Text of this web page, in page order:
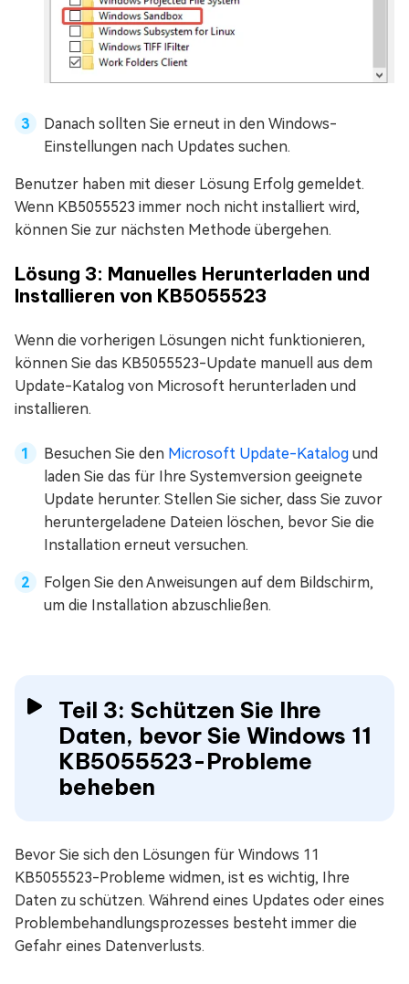
Danach sollten Sie erneut in den Windows-
Einstellungen nach Updates suchen.
Benutzer haben mit dieser Lösung Erfolg gemeldet.
Wenn KB5055523 immer noch nicht installiert wird,
können Sie zur nächsten Methode übergehen.
Lösung 3: Manuelles Herunterladen und
Installieren von KB5055523
Wenn die vorherigen Lösungen nicht funktionieren,
können Sie das KB5055523-Update manuell aus dem
Update-Katalog von Microsoft herunterladen und
installieren.
Besuchen Sie den Microsoft Update-Katalog und
laden Sie das für Ihre Systemversion geeignete
Update herunter. Stellen Sie sicher, dass Sie zuvor
heruntergeladene Dateien löschen, bevor Sie die
Installation erneut versuchen.
Folgen Sie den Anweisungen auf dem Bildschirm,
um die Installation abzuschließen.
Teil 3: Schützen Sie Ihre
Daten, bevor Sie Windows 11
KB5055523-Probleme
beheben
Bevor Sie sich den Lösungen für Windows 11
KB5055523-Probleme widmen, ist es wichtig, Ihre
Daten zu schützen. Während eines Updates oder eines
Problembehandlungsprozesses besteht immer die
Gefahr eines Datenverlusts.